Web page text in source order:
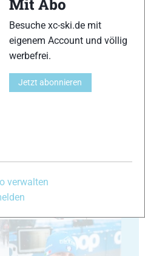
30
Mit Abo
Besuche xc-ski.de mit
eigenem Account und völlig
werbefrei.
Jetzt abonnieren
verwalten